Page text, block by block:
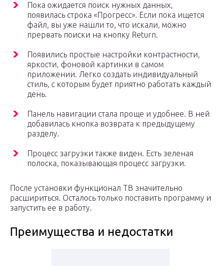
Пока ожидается поиск нужных данных,
появилась строка «Прогресс». Если пока ищется
файл, вы уже нашли то, что искали, можно
прервать поиски на кнопку Return.
Появились простые настройки контрастности,
яркости, фоновой картинки в самом
приложении. Легко создать индивидуальный
стиль, с которым будет приятно работать каждый
день.
Панель навигации стала проще и удобнее. В ней
добавилась кнопка возврата к предыдущему
разделу.
Процесс загрузки также виден. Есть зеленая
полоска, показывающая процесс загрузки.
После установки функционал ТВ значительно
расшириться. Осталось только поставить программу и
запустить ее в работу.
Преимущества и недостатки